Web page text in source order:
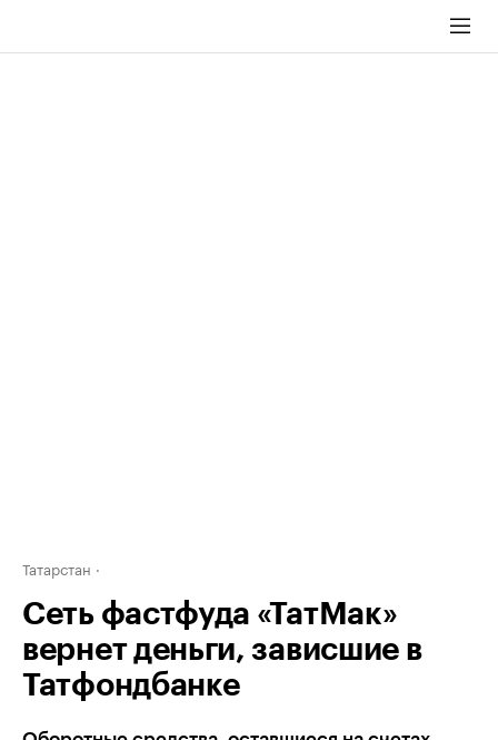
Татарстан
Сеть фастфуда «ТатМак»
вернет деньги, зависшие в
Татфондбанке